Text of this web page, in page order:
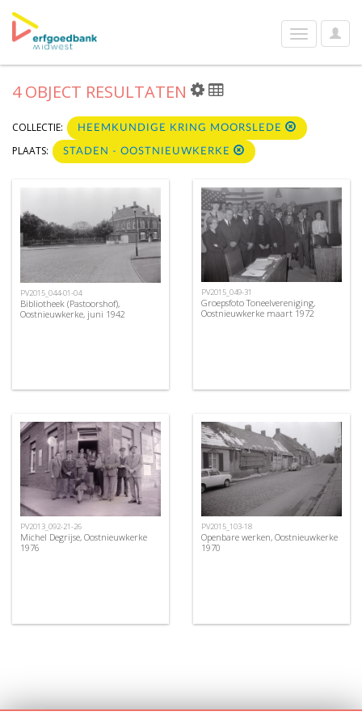
User
Toggle
navigation
4 OBJECT RESULTATEN
COLLECTIE: HEEMKUNDIGE KRING MOORSLEDE
PLAATS: STADEN - OOSTNIEUWKERKE
PV2015_044-01-04
Bibliotheek (Pastoorshof),
Oostnieuwkerke, juni 1942
PV2015_049-31
Groepsfoto Toneelvereniging,
Oostnieuwkerke maart 1972
PV2013_092-21-26
Michel Degrijse, Oostnieuwkerke
1976
PV2015_103-18
Openbare werken, Oostnieuwkerke
1970